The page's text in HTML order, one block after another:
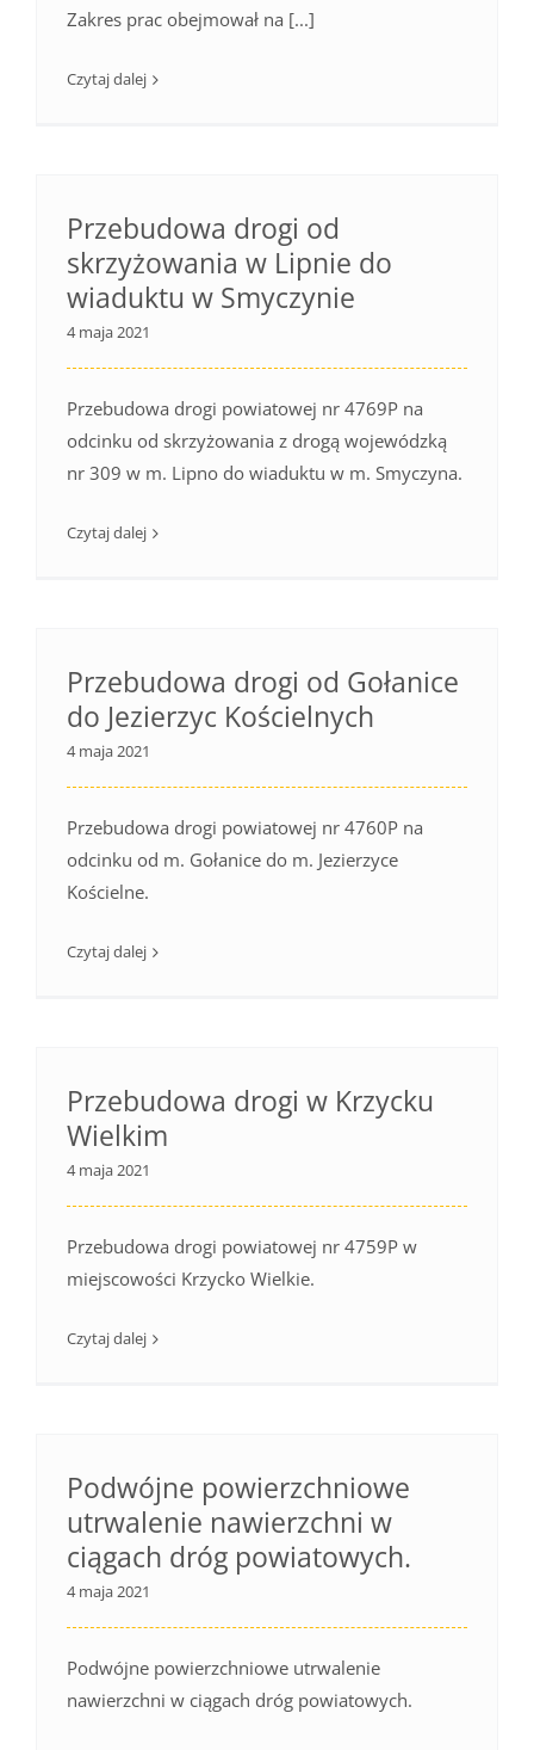
Zakres prac obejmował na [...]
Czytaj dalej
Przebudowa drogi od
skrzyżowania w Lipnie do
wiaduktu w Smyczynie
4 maja 2021
Przebudowa drogi powiatowej nr 4769P na
odcinku od skrzyżowania z drogą wojewódzką
nr 309 w m. Lipno do wiaduktu w m. Smyczyna.
Czytaj dalej
Przebudowa drogi od Gołanice
do Jezierzyc Kościelnych
4 maja 2021
Przebudowa drogi powiatowej nr 4760P na
odcinku od m. Gołanice do m. Jezierzyce
Kościelne.
Czytaj dalej
Przebudowa drogi w Krzycku
Wielkim
4 maja 2021
Przebudowa drogi powiatowej nr 4759P w
miejscowości Krzycko Wielkie.
Czytaj dalej
Podwójne powierzchniowe
utrwalenie nawierzchni w
ciągach dróg powiatowych.
4 maja 2021
Podwójne powierzchniowe utrwalenie
nawierzchni w ciągach dróg powiatowych.